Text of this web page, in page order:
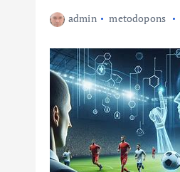
admin metodopons